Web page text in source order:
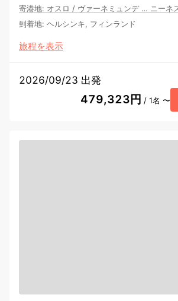
寄港地: オスロ / ヴァーネミュンデ… ニーネ
到着地: ヘルシンキ, フィンランド
旅程を表示
2026/09/23 出発
479,323円 / 1名 〜